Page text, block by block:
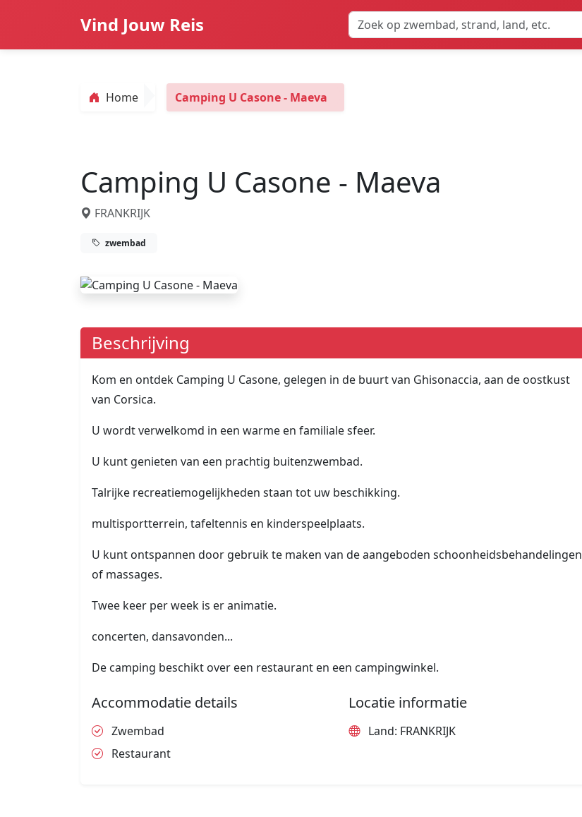
Vind Jouw Reis
Home Camping U Casone - Maeva
Camping U Casone - Maeva
FRANKRIJK
zwembad
Beschrijving
Kom en ontdek Camping U Casone, gelegen in de buurt van Ghisonaccia, aan de oostkust
van Corsica.
U wordt verwelkomd in een warme en familiale sfeer.
U kunt genieten van een prachtig buitenzwembad.
Talrijke recreatiemogelijkheden staan tot uw beschikking.
multisportterrein, tafeltennis en kinderspeelplaats.
U kunt ontspannen door gebruik te maken van de aangeboden schoonheidsbehandelingen
of massages.
Twee keer per week is er animatie.
concerten, dansavonden...
De camping beschikt over een restaurant en een campingwinkel.
Accommodatie details
Zwembad
Restaurant
Locatie informatie
Land: FRANKRIJK